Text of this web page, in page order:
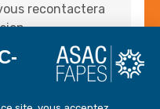
recontactera